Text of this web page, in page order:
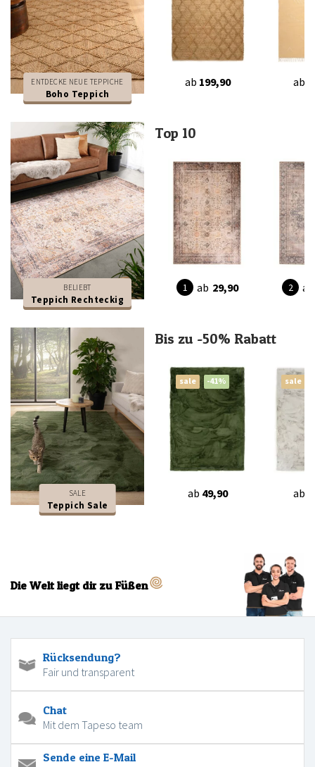
ENTDECKE NEUE TEPPICHE
Boho Teppich
ab 199,90 ab
BELIEBT
Teppich Rechteckig
Top 10
ab 29,90 ab
SALE
Teppich Sale
Bis zu -50% Rabatt
sale -41%
ab 49,90
sale
ab
Die Welt liegt dir zu Füßen
Rücksendung?
Fair und transparent
Chat
Mit dem Tapeso team
Sende eine E-Mail